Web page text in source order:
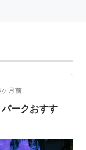
月前
ークおすす